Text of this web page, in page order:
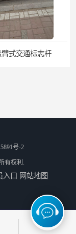
臂式交通标志杆
号-2
有权利.
入口 网站地图